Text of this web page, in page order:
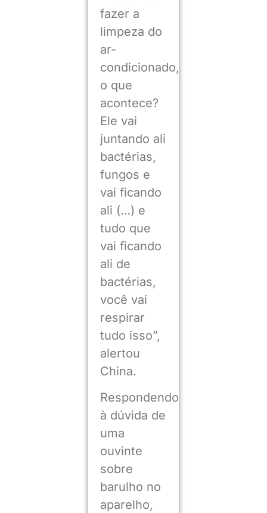
fazer a
limpeza do
ar-
condicionado,
o que
acontece?
Ele vai
juntando ali
bactérias,
fungos e
vai ficando
ali (…) e
tudo que
vai ficando
ali de
bactérias,
você vai
respirar
tudo isso”,
alertou
China.
Respondendo
à dúvida de
uma
ouvinte
sobre
barulho no
aparelho,